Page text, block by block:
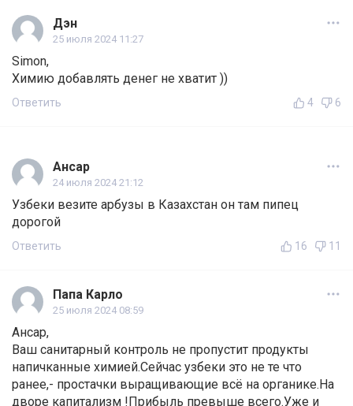
Дэн
25 июля 2024 11:27
Simon,
Химию добавлять денег не хватит ))
Ответить 4 6
Ансар
24 июля 2024 21:12
Узбеки везите арбузы в Казахстан он там пипец
дорогой
Ответить 16 11
Папа Карло
25 июля 2024 08:59
Ансар,
Ваш санитарный контроль не пропустит продукты
напичканные химией.Сейчас узбеки это не те что
ранее,- простачки выращивающие всё на органике.На
дворе капитализм !Прибыль превыше всего.Уже и